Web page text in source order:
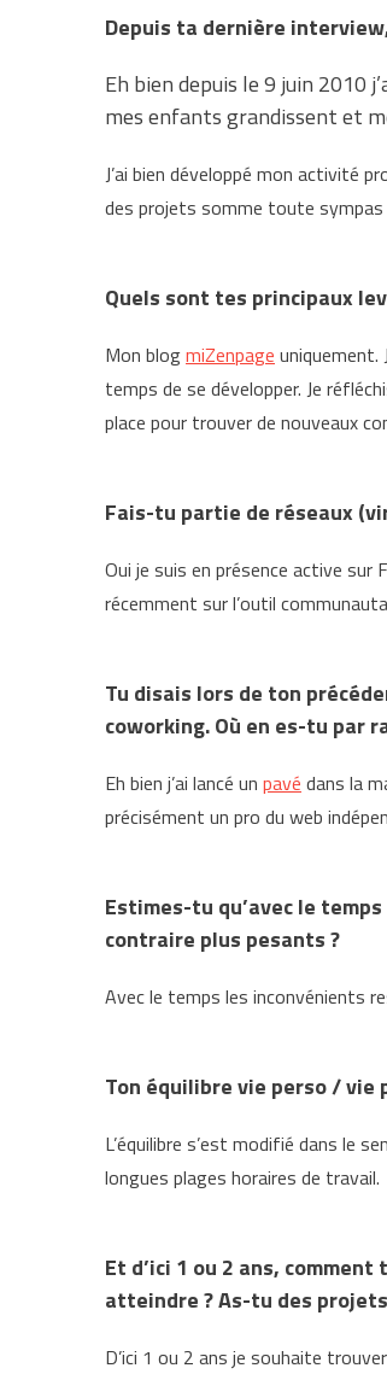
Depuis ta dernière
Eh bien depuis le 9 juin 2010
mes enfants grandissent et
J’ai bien développé mon activité
des projets somme toute sympas
Quels sont tes principaux
Mon blogmiZenpage uniquement.
temps de se développer. Je
place pour trouver de nouveaux
Fais-tu partie de réseaux
Oui je suis en présence active
récemment sur l’outil
Tu disais lors de ton
coworking. Où en es-tu par
Eh bien j’ai lancé un pavé dans la
précisément un pro du web
Estimes-tu qu’avec le
contraire plus pesants ?
Avec le temps les inconvénients
Ton équilibre vie perso / vie
L’équilibre s’est modifié dans le
longues plages horaires de travail.
Et d’ici 1 ou 2 ans,
atteindre ? As-tu des
D’ici 1 ou 2 ans je souhaite